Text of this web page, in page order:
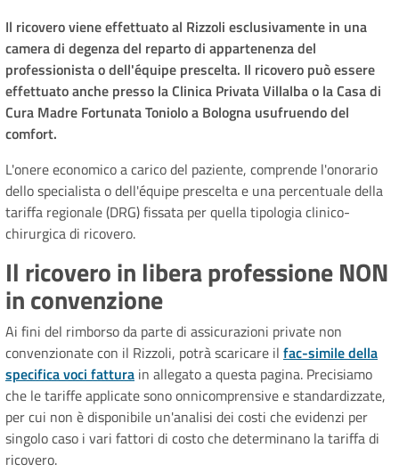
Il ricovero viene effettuato al Rizzoli esclusivamente in una
camera di degenza del reparto di appartenenza del
professionista o dell'équipe prescelta. Il ricovero può essere
effettuato anche presso la Clinica Privata Villalba o la Casa di
Cura Madre Fortunata Toniolo a Bologna usufruendo del
comfort.
L'onere economico a carico del paziente, comprende l'onorario
dello specialista o dell'équipe prescelta e una percentuale della
tariffa regionale (DRG) fissata per quella tipologia clinico-
chirurgica di ricovero.
Il ricovero in libera professione NON
in convenzione
Ai fini del rimborso da parte di assicurazioni private non
convenzionate con il Rizzoli, potrà scaricare il fac-simile della
specifica voci fattura in allegato a questa pagina. Precisiamo
che le tariffe applicate sono onnicomprensive e standardizzate,
per cui non è disponibile un'analisi dei costi che evidenzi per
singolo caso i vari fattori di costo che determinano la tariffa di
ricovero.